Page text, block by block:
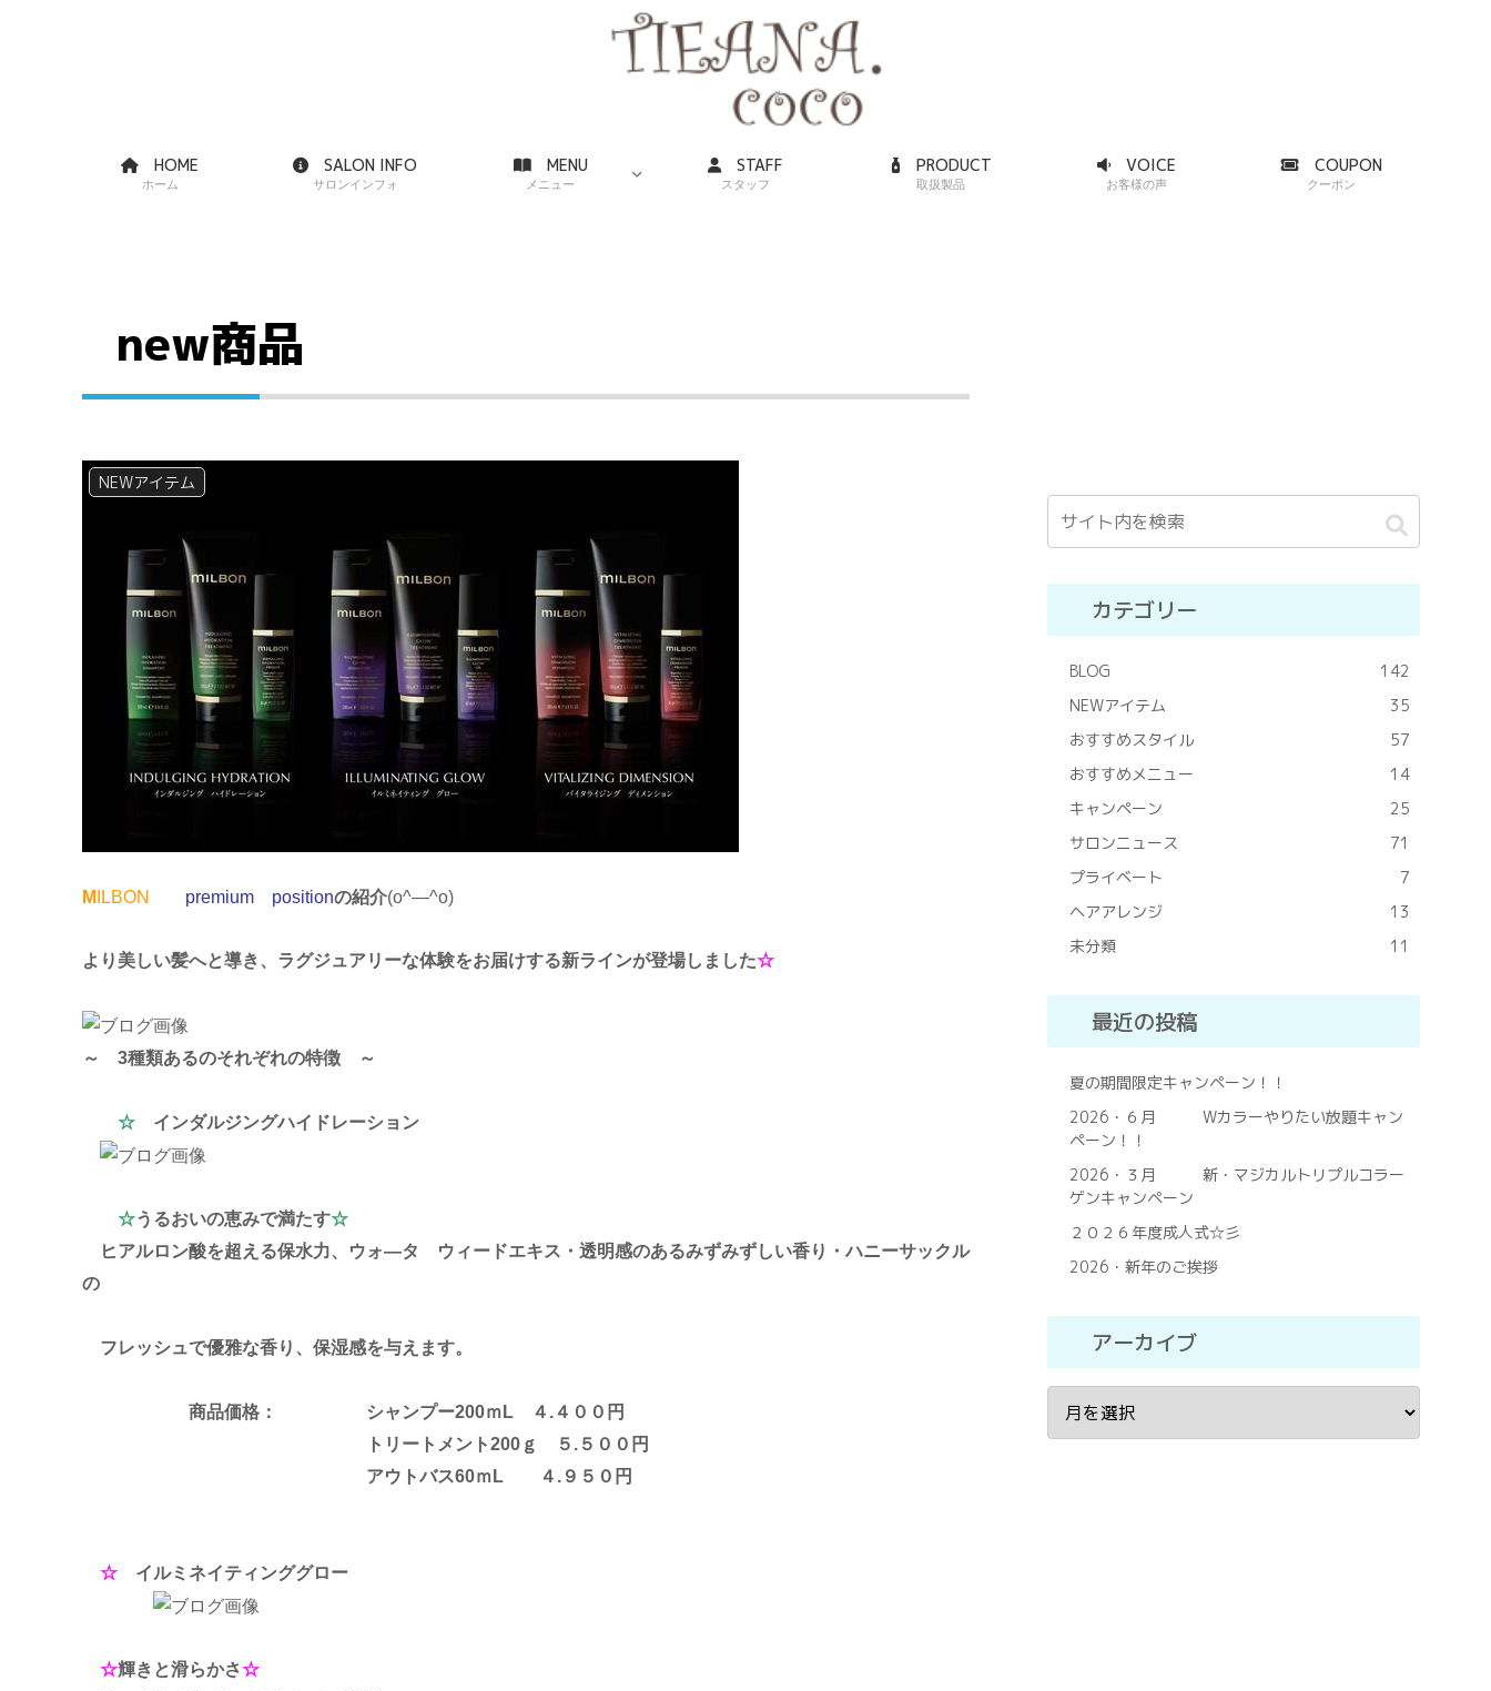
HOME
ホーム
SALON INFO
サロンインフォ
MENU
メニュー
STAFF
スタッフ
PRODUCT
取扱製品
VOICE
お客様の声
COUPON
クーポン
new商品
NEWアイテム
M ILBON premium positionの紹介(o^―^o)
より美しい髪へと導き、ラグジュアリーな体験をお届けする新ラインが登場しました☆
～ 3種類あるのそれぞれの特徴 ～
☆ インダルジングハイドレーション
☆うるおいの恵みで満たす☆
ヒアルロン酸を超える保水力、ウォ―タ ウィードエキス・透明感のあるみずみずしい香り・ハニーサックル
の
フレッ シュで優雅な香り、保湿感を与えます。
商品価格： シャンプー200ｍL ４.４００円
トリートメント200ｇ ５.５００円
アウトバス60ｍL ４.９５０円
☆ イルミネイティンググロー
☆輝きと滑らかさ☆
カテゴリー
BLOG
142
NEWアイテム
35
おすすめスタイル
57
おすすめメニュー
14
キャンペーン
25
サロンニュース
71
プライベート
7
ヘアアレンジ
13
未分類
11
最近の投稿
夏の期間限定キャンペーン！！
2026・６月 Wカラーやりたい放題キャン
ペーン！！
2026・３月 新・マジカルトリプルコラー
ゲンキャンペーン
２０２６年度成人式☆彡
2026・新年のご挨拶
アーカイブ